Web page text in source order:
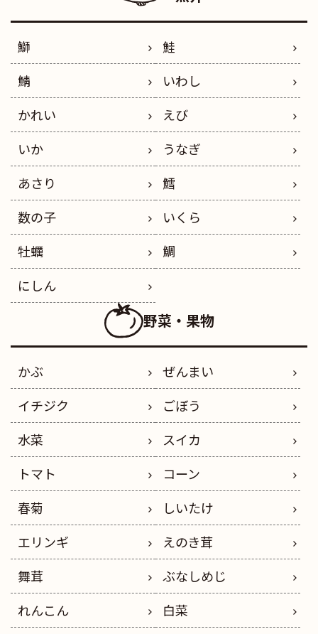
鰤
鮭
鯖
いわし
かれい
えび
いか
うなぎ
あさり
鱈
数の子
いくら
牡蠣
鯛
にしん
野菜・果物
かぶ
ぜんまい
イチジク
ごぼう
水菜
スイカ
トマト
コーン
春菊
しいたけ
エリンギ
えのき茸
舞茸
ぶなしめじ
れんこん
白菜